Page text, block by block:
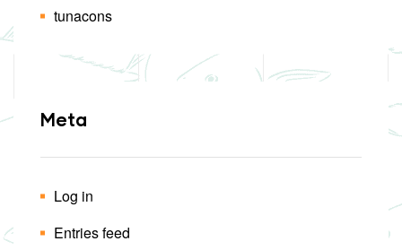
tunacons
Meta
Log in
Entries feed